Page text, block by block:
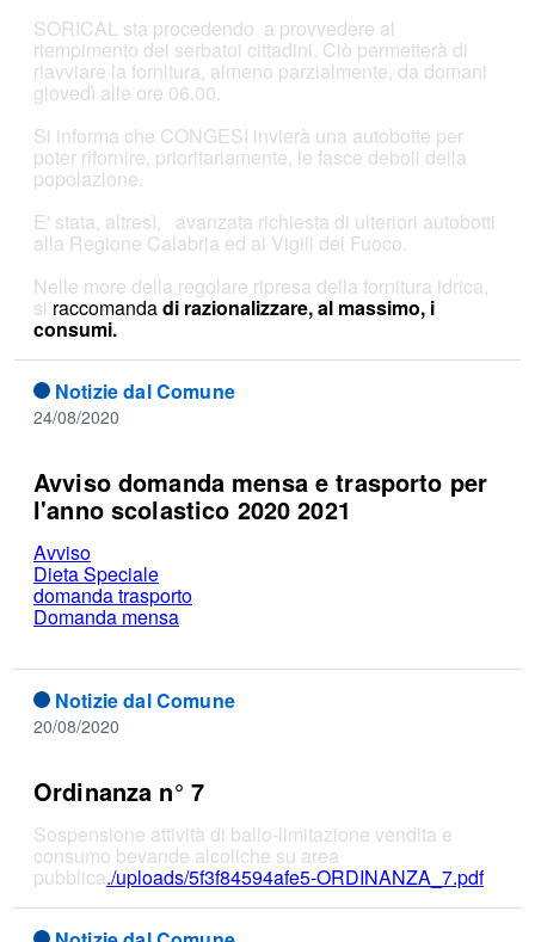
SORICAL sta procedendo a provvedere al
riempimento dei serbatoi cittadini. Ciò permetterà di
riavviare la fornitura, almeno parzialmente, da domani
giovedì alle ore 06.00.
Si informa che CONGESI invierà una autobotte per
poter rifornire, prioritariamente, le fasce deboli della
popolazione.
E' stata, altresì, avanzata richiesta di ulteriori autobotti
alla Regione Calabria ed ai Vigili del Fuoco.
Nelle more della regolare ripresa della fornitura idrica,
si raccomandadi razionalizzare, al massimo, i
consumi.
Notizie dal Comune
24/08/2020
Avviso domanda mensa e trasporto per
l'anno scolastico 2020 2021
Avviso
Dieta Speciale
domanda trasporto
Domanda mensa
Notizie dal Comune
20/08/2020
Ordinanza n° 7
Sospensione attività di ballo-limitazione vendita e
consumo bevande alcoliche su area
pubblica./uploads/5f3f84594afe5-ORDINANZA_7.pdf